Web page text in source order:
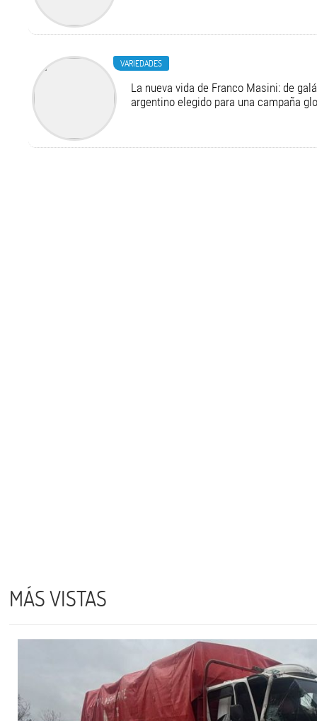
VARIEDADES
La nueva vida de Franco Masini: de
argentino elegido para una campaña
MÁS VISTAS